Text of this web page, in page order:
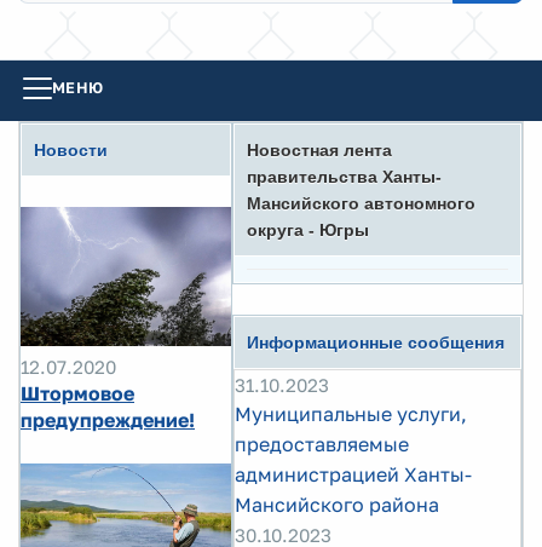
МЕНЮ
Новости
12.07.2020
Штормовое
предупреждение!
Новостная лента
правительства Ханты-
Мансийского автономного
округа - Югры
Информационные сообщения
31.10.2023
Муниципальные услуги,
предоставляемые
администрацией Ханты-
Мансийского района
30.10.2023